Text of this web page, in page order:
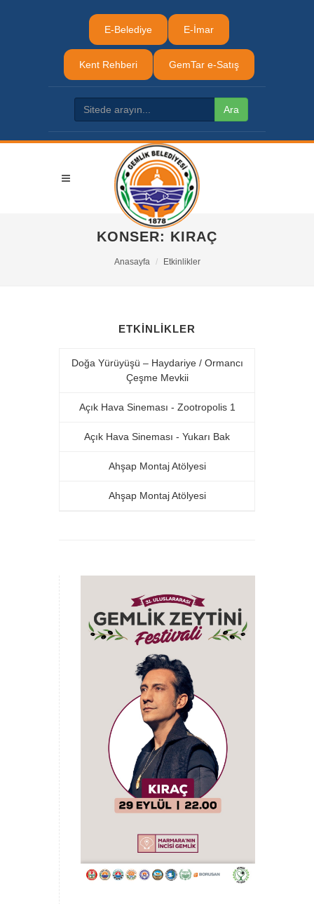
E-Belediye E-İmar
Kent Rehberi GemTar e-Satış
KONSER: KIRAÇ
Anasayfa Etkinlikler
ETKINLIKLER
Doğa Yürüyüşü – Haydariye / Ormancı
Çeşme Mevkii
Açık Hava Sineması - Zootropolis 1
Açık Hava Sineması - Yukarı Bak
Ahşap Montaj Atölyesi
Ahşap Montaj Atölyesi